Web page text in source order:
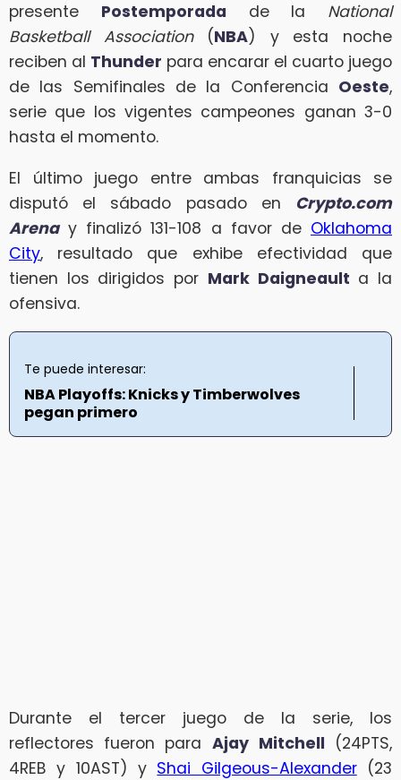
presente Postemporada de la National
Basketball
Association(NBA) y esta noche
reciben al Thunder para encarar el cuarto juego
de las Semifinales de la Conferencia Oeste,
serie que los vigentes campeones ganan 3-0
hasta el momento.
El último juego entre ambas franquicias se
disputó el sábado pasado en Crypto.com
Arenay finalizó 131-108 a favor de Oklahoma
City, resultado que exhibe efectividad que
tienen los dirigidos por Mark Daigneault a la
ofensiva.
Te puede interesar:
NBA Playoffs: Knicks y Timberwolves
pegan primero
Durante el tercer juego de la serie, los
reflectores fueron para Ajay Mitchell (24PTS,
4REB y 10AST) y Shai Gilgeous-Alexander(23